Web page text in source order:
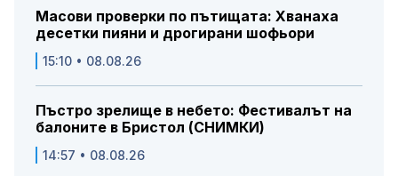
Масови проверки по пътищата: Хванаха
десетки пияни и дрогирани шофьори
15:10 • 08.08.26
Пъстро зрелище в небето: Фестивалът на
балоните в Бристол (СНИМКИ)
14:57 • 08.08.26